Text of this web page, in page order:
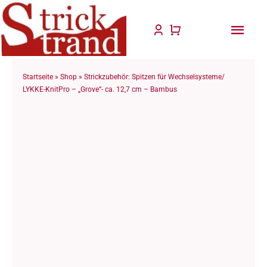
Zum
Inhalt
springen
Startseite» Shop» Strickzubehör: Spitzen für Wechselsysteme/
LYKKE-KnitPro – „Grove“- ca. 12,7 cm – Bambus